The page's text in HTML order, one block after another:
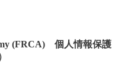
(FRCA)
個人情報保護